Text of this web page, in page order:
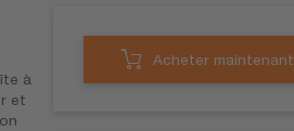
à
et
Acheter maintenant